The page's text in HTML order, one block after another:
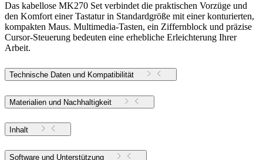
Das kabellose MK270 Set verbindet die praktischen Vorzüge und
den Komfort einer Tastatur in Standardgröße mit einer konturierten,
kompakten Maus. Multimedia-Tasten, ein Ziffernblock und präzise
Cursor-Steuerung bedeuten eine erhebliche Erleichterung Ihrer
Arbeit.
Technische Daten und Kompatibilität
Materialien und Nachhaltigkeit
Inhalt
Software und Unterstützung